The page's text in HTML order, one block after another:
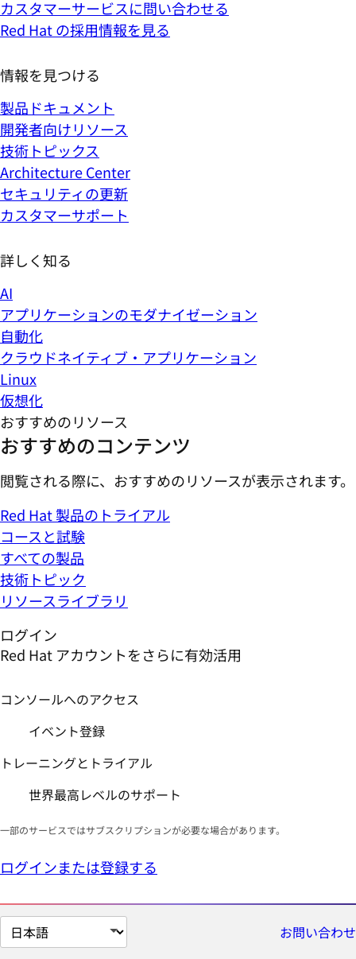
カスタマーサービスに問い合わせる
Red Hat の採用情報を見る
情報を見つける
製品ドキュメント
開発者向けリソース
技術トピックス
Architecture Center
セキュリティの更新
カスタマーサポート
詳しく知る
AI
アプリケーションのモダナイゼーション
自動化
クラウドネイティブ・アプリケーション
Linux
仮想化
おすすめのリソース
おすすめのコンテンツ
閲覧される際に、おすすめのリソースが表示されます。
Red Hat 製品のトライアル
コースと試験
すべての製品
技術トピック
リソースライブラリ
ログイン
Red Hat アカウントをさらに有効活用
コンソールへのアクセス
イベント登録
トレーニングとトライアル
世界最高レベルのサポート
一部のサービスではサブスクリプションが必要な場合があります。
ログインまたは登録する
ペ
ー
お問い合わせ